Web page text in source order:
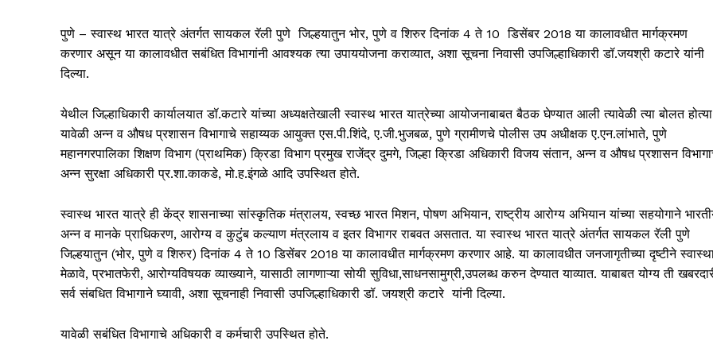
पुणे – स्वास्थ भारत यात्रे अंतर्गत सायकल रॅली पुणे जिल्हयातुन भोर, पुणे व शिरुर दिनांक 4 ते 10 डिसेंबर 2018 या कालावधीत मार्गक्रमण
करणार असून या कालावधीत सबंधित विभागांनी आवश्यक त्या उपाययोजना कराव्यात, अशा सूचना निवासी उपजिल्हाधिकारी डॉ.जयश्री कटारे यांनी
दिल्या.
येथील जिल्हाधिकारी कार्यालयात डॉ.कटारे यांच्या अध्यक्षतेखाली स्वास्थ भारत यात्रेच्या आयोजनाबाबत बैठक घेण्यात आली त्यावेळी त्या बोलत
यावेळी अन्न व औषध प्रशासन विभागाचे सहाय्यक आयुक्त एस.पी.शिंदे, ए.जी.भुजबळ, पुणे ग्रामीणचे पोलीस उप अधीक्षक ए.एन.लांभाते, पुणे
महानगरपालिका शिक्षण विभाग (प्राथमिक) क्रिडा विभाग प्रमुख राजेंद्र दुमगे, जिल्हा क्रिडा अधिकारी विजय संतान, अन्न व औषध प्रशासन
अन्न सुरक्षा अधिकारी प्र.शा.काकडे, मो.ह.इंगळे आदि उपस्थित होते.
स्वास्थ भारत यात्रे ही केंद्र शासनाच्या सांस्कृतिक मंत्रालय, स्वच्छ भारत मिशन, पोषण अभियान, राष्ट्रीय आरोग्य अभियान यांच्या सहयोगाने
अन्न व मानके प्राधिकरण, आरोग्य व कुटुंब कल्याण मंत्रलाय व इतर विभागर राबवत असतात. या स्वास्थ भारत यात्रे अंतर्गत सायकल रॅली पुणे
जिल्हयातुन (भोर, पुणे व शिरुर) दिनांक 4 ते 10 डिसेंबर 2018 या कालावधीत मार्गक्रमण करणार आहे. या कालावधीत जनजागृतीच्या दृष्टीने
मेळावे, प्रभातफेरी, आरोग्यविषयक व्याख्याने, यासाठी लागणाऱ्या सोयी सुविधा,साधनसामुग्री,उपलब्ध करुन देण्यात याव्यात. याबाबत योग्य ती
सर्व संबधित विभागाने घ्यावी, अशा सूचनाही निवासी उपजिल्हाधिकारी डॉ. जयश्री कटारे यांनी दिल्या.
यावेळी सबंधित विभागाचे अधिकारी व कर्मचारी उपस्थित होते.